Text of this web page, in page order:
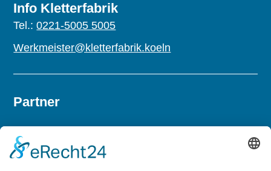
Info Kletterfabrik
Tel.:0221-5005 5005
Werkmeister@kletterfabrik.koeln
Partner